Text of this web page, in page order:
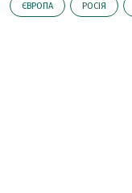
ЄВРОПА РОСІЯ